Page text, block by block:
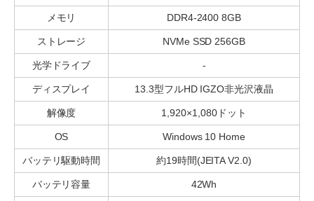
メモリ DDR4-2400 8GB
ストレージ NVMe SSD 256GB
光学ドライブ -
ディスプレイ 13.3型フルHD IGZO非光沢液晶
解像度 1,920×1,080ドット
OS Windows 10 Home
バッテリ駆動時間 約19時間(JEITA V2.0)
バッテリ容量 42Wh